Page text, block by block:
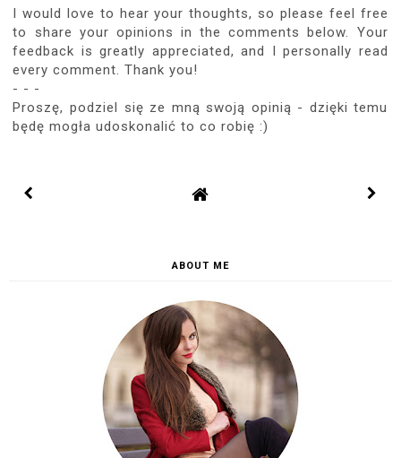
I would love to hear your thoughts, so please feel free
to share your opinions in the comments below. Your
feedback is greatly appreciated, and I personally read
every comment. Thank you!
- - -
Proszę, podziel się ze mną swoją opinią - dzięki temu
będę mogła udoskonalić to co robię :)
ABOUT ME